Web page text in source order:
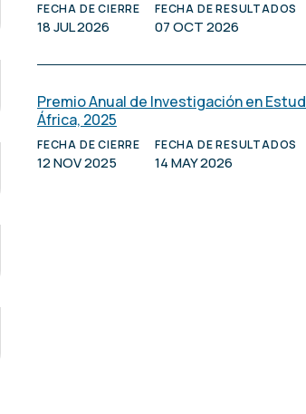
FECHA DE CIERRE
18 JUL 2026
FECHA DE RESULTADOS
07 OCT 2026
Premio Anual de Investigación en
África, 2025
FECHA DE CIERRE
12 NOV 2025
FECHA DE RESULTADOS
14 MAY 2026